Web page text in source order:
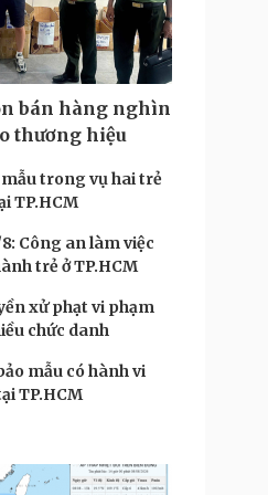
Công nghệ
nghiệm
đổi số
chuyện thời sự
truyện đêm khuya
sổ tình yêu
giống tâm hồn
bán hàng nghìn
thương hiệu
trong vụ hai trẻ
TP.HCM
Công an làm việc
trẻ ở TP.HCM
xử phạt vi phạm
chức danh
mẫu có hành vi
TP.HCM